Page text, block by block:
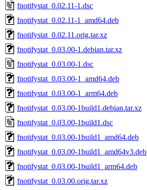
fnotifystat_0.02.11-1.dsc
fnotifystat_0.02.11-1_amd64.deb
fnotifystat_0.02.11.orig.tar.xz
fnotifystat_0.03.00-1.debian.tar.xz
fnotifystat_0.03.00-1.dsc
fnotifystat_0.03.00-1_amd64.deb
fnotifystat_0.03.00-1_arm64.deb
fnotifystat_0.03.00-1build1.debian.tar.xz
fnotifystat_0.03.00-1build1.dsc
fnotifystat_0.03.00-1build1_amd64.deb
fnotifystat_0.03.00-1build1_amd64v3.deb
fnotifystat_0.03.00-1build1_arm64.deb
fnotifystat_0.03.00.orig.tar.xz